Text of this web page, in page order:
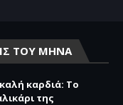
ΤΟΥ ΜΗΝΑ
καρδιά: Το
της